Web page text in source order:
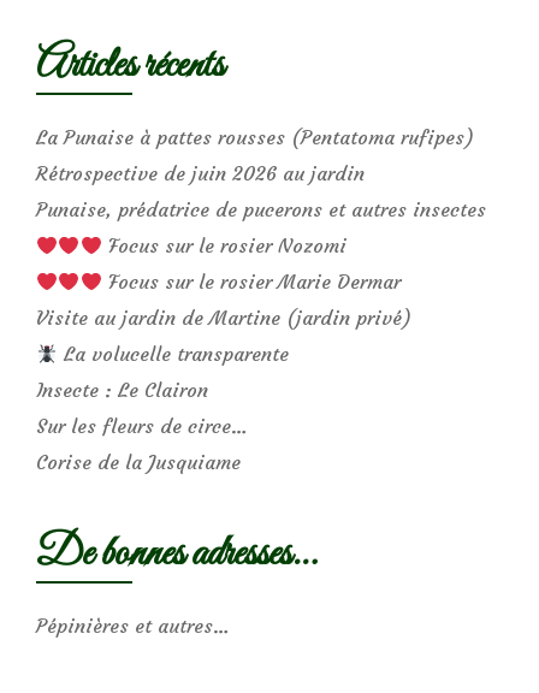
Articles récents
La Punaise à pattes rousses (Pentatoma rufipes)
Rétrospective de juin 2026 au jardin
Punaise, prédatrice de pucerons et autres insectes
Focus sur le rosier Nozomi
Focus sur le rosier Marie Dermar
Visite au jardin de Martine (jardin privé)
La volucelle transparente
Insecte : Le Clairon
Sur les fleurs de circe…
Corise de la Jusquiame
De bonnes adresses…
Pépinières et autres…